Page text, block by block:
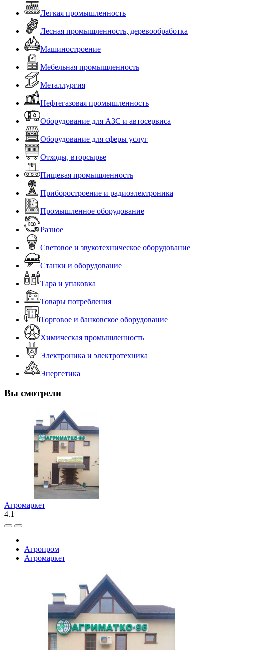
Легкая промышленность
Лесная промышленность, деревообработка
Машиностроение
Мебельная промышленность
Металлургия
Нефтегазовая промышленность
Оборудование для АЗС и автосервиса
Оборудование для сферы услуг
Отходы, вторсырье
Пищевая промышленность
Приборостроение и радиоэлектроника
Промышленное оборудование
Разное
Световое и звукотехническое оборудование
Станки и оборудование
Тара и упаковка
Товары потребления
Торговое и банковское оборудование
Химическая промышленность
Электроника и электротехника
Энергетика
Вы смотрели
Агромаркет
4.1
Агропром
Агромаркет